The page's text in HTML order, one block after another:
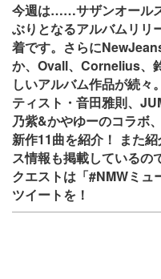
今週は……サザンオール
ぶりとなるアルバムリリ
着です。さらに
か、Ovall、Cornelius、
しいアルバム作品が続
ティスト・音田雅則、
乃紫&かやゆーのコラボ
新作11曲を紹介！ また
ス情報も掲載しているの
クエストは「#NMWミュ
ツイートを！